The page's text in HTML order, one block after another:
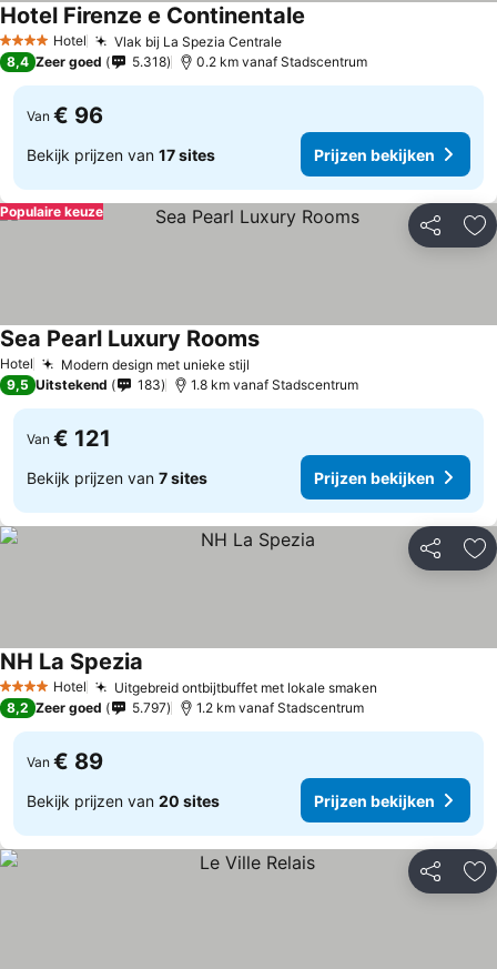
4 SterrenHotel Vlak bij La Spezia Centrale
Hotel Firenze e Continentale
8,4 Zeer goed 5.318 0.2 km vanaf Stadscentrum
Van € 96
Bekijk prijzen van 17 sites Prijzen bekijken
Delen
Populaire keuze
Hotel Modern design met unieke stijl
Sea Pearl Luxury Rooms
9,5 Uitstekend 183 1.8 km vanaf Stadscentrum
Van € 121
Bekijk prijzen van 7 sites Prijzen bekijken
Delen
4 SterrenHotel Uitgebreid ontbijtbuffet met lokale smaken
NH La Spezia
8,2 Zeer goed 5.797 1.2 km vanaf Stadscentrum
Van € 89
Bekijk prijzen van 20 sites Prijzen bekijken
Delen